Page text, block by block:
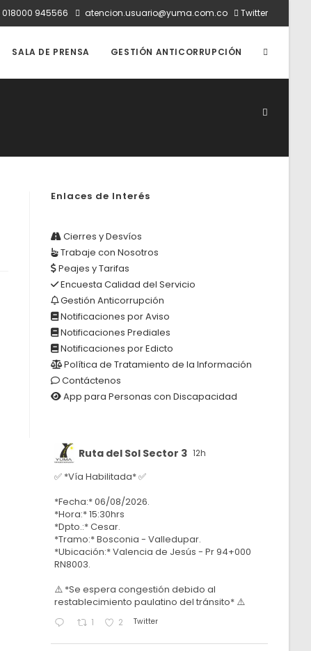
018000 945566 atencion.usuario@yuma.com.co Twitter
SALA DE PRENSA GESTIÓN ANTICORRUPCIÓN ALTERNAR
DE
Enlaces de Interés
Cierres y Desvíos
Trabaje con Nosotros
Peajes y Tarifas
Encuesta Calidad del Servicio
Gestión Anticorrupción
Notificaciones por Aviso
Notificaciones Prediales
Notificaciones por Edicto
Política de Tratamiento de la Información
Contáctenos
App para Personas con Discapacidad
Ruta del Sol Sector 3 12h
✅ *Vía Habilitada* ✅
*Fecha:* 06/08/2026.
*Hora:* 15:30hrs
*Dpto.:* Cesar.
*Tramo:* Bosconia - Valledupar.
*Ubicación:* Valencia de Jesús - Pr 94+000
RN8003.
⚠️ *Se espera congestión debido al
restablecimiento paulatino del tránsito* ⚠️
1 2 Twitter